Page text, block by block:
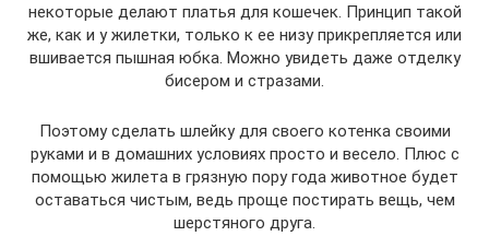
некоторые делают платья для кошечек. Принцип такой
же, как и у жилетки, только к ее низу прикрепляется или
вшивается пышная юбка. Можно увидеть даже отделку
бисером и стразами.
Поэтому сделать шлейку для своего котенка своими
руками и в домашних условиях просто и весело. Плюс с
помощью жилета в грязную пору года животное будет
оставаться чистым, ведь проще постирать вещь, чем
шерстяного друга.